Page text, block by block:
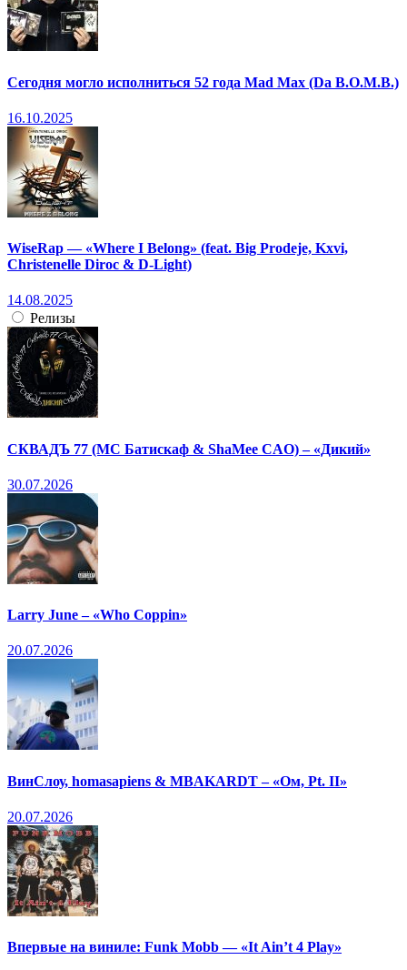
Сегодня могло исполниться 52 года Mad Max (Da B.O.M.B.)
16.10.2025
WiseRap — «Where I Belong» (feat. Big Prodeje, Kxvi,
Christenelle Diroc & D-Light)
14.08.2025
Релизы
СКВАДЪ 77 (МС Батискаф & ShaMee CAO) – «Дикий»
30.07.2026
Larry June – «Who Coppin»
20.07.2026
ВинСлоу, homasapiens & MBAKARDT – «Ом, Pt. II»
20.07.2026
Впервые на виниле: Funk Mobb — «It Ain’t 4 Play»